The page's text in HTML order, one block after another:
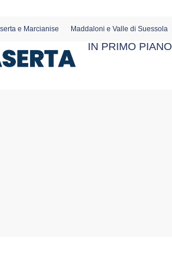
e Marcianise Maddaloni e Valle di Suessola
IN PRIMO PIANO